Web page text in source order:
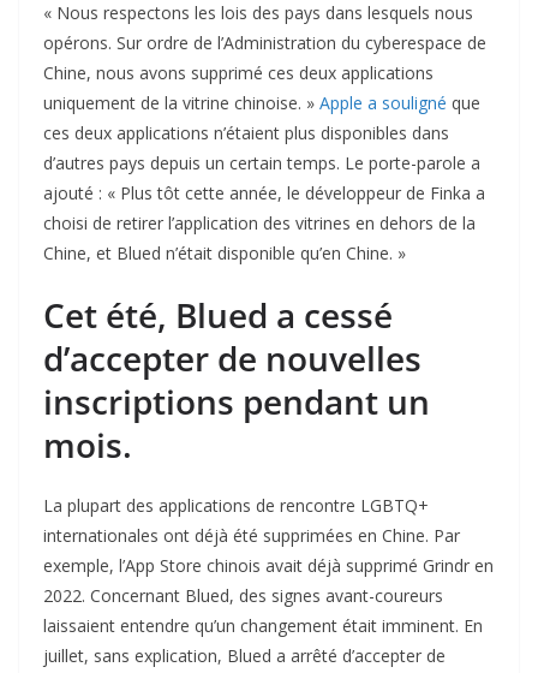
« Nous respectons les lois des pays dans lesquels nous
opérons. Sur ordre de l’Administration du cyberespace de
Chine, nous avons supprimé ces deux applications
uniquement de la vitrine chinoise. » Apple a souligné que
ces deux applications n’étaient plus disponibles dans
d’autres pays depuis un certain temps. Le porte-parole a
ajouté : « Plus tôt cette année, le développeur de Finka a
choisi de retirer l’application des vitrines en dehors de la
Chine, et Blued n’était disponible qu’en Chine. »
Cet été, Blued a cessé
d’accepter de nouvelles
inscriptions pendant un
mois.
La plupart des applications de rencontre LGBTQ+
internationales ont déjà été supprimées en Chine. Par
exemple, l’App Store chinois avait déjà supprimé Grindr en
2022. Concernant Blued, des signes avant-coureurs
laissaient entendre qu’un changement était imminent. En
juillet, sans explication, Blued a arrêté d’accepter de